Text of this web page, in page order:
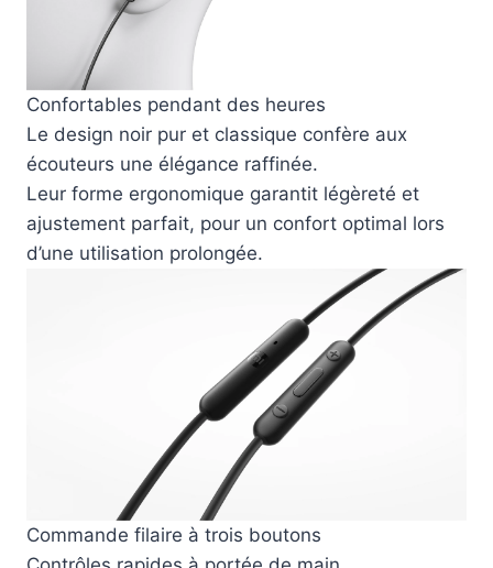
Confortables pendant des heures
Le design noir pur et classique confère aux
écouteurs une élégance raffinée.
Leur forme ergonomique garantit légèreté et
ajustement parfait, pour un confort optimal lors
d’une utilisation prolongée.
Commande filaire à trois boutons